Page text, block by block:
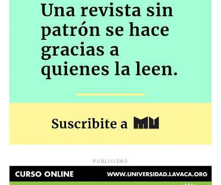
PUBLICIDAD